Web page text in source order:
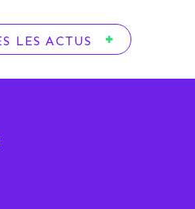
LES ACTUS